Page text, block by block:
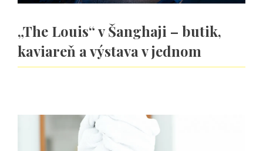
„The Louis“ v Šanghaji – butik,
kaviareň a výstava v jednom